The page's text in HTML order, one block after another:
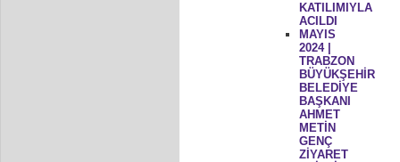
KATILIMIYLA
ACILDI
MAYIS
2024 |
TRABZON
BÜYÜKŞEHİR
BELEDİYE
BAŞKANI
AHMET
METİN
GENÇ
ZİYARET